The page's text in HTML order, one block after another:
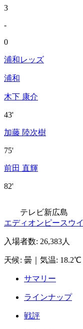
3
-
0
浦和レッズ
浦和
木下 康介
43'
加藤 陸次樹
75'
前田 直輝
82'
テレビ新広島
エディオンピースウ
入場者数: 26,383人
天候: 曇 気温: 18.2℃
サマリー
ラインナップ
戦評